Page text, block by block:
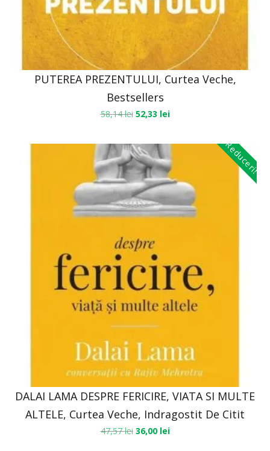
PUTEREA PREZENTULUI, Curtea Veche,
Bestsellers
58,14lei 52,33 lei
Reduceri!
DALAI LAMA DESPRE FERICIRE, VIATA SI MULTE
ALTELE, Curtea Veche, Indragostit De Citit
47,57lei 36,00 lei